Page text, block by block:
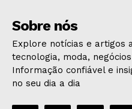
Sobre nós
Explore notícias e artigos
tecnologia, moda,
Informação confiável e
no seu dia a dia